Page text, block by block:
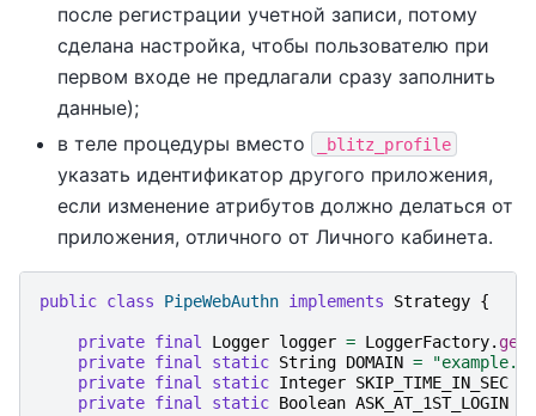
после регистрации учетной записи, потому
сделана настройка, чтобы пользователю при
первом входе не предлагали сразу заполнить
данные);
в теле процедуры вместо
_blitz_profile
указать идентификатор другого приложения,
если изменение атрибутов должно делаться от
приложения, отличного от Личного кабинета.
public class PipeWebAuthn implements Strategy {
private final Logger logger = LoggerFactory.
private final static String DOMAIN =
private final static Integer SKIP_TIME_IN_SEC
private final static Boolean ASK_AT_1ST_LOGIN